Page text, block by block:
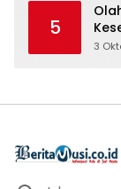
5
3